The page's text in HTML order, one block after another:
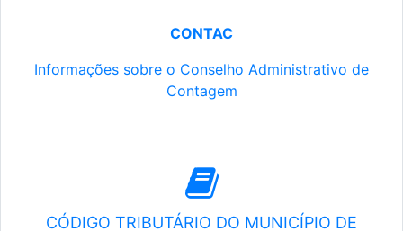
CONTAC
Informações sobre o Conselho Administrativo de
Contagem
CÓDIGO TRIBUTÁRIO DO MUNICÍPIO DE